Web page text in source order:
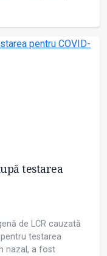
testarea
de LCR cauzată
testarea
nazal, a fost